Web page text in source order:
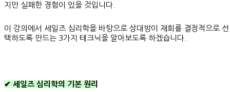
지만 실패한 경험이 있을 것입니다.
이 강의에서 세일즈 심리학을 바탕으로 상대방이 재회를 결정적으로 선
택하도록 만드는 3가지 테크닉을 알아보도록 하겠습니다.
✔ 세일즈 심리학의 기본 원리